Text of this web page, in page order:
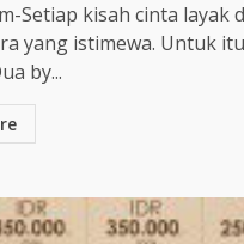
Setiap kisah cinta layak
yang istimewa. Untuk
by...